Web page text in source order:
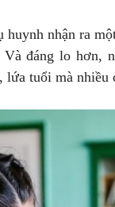
huynh nhận ra
đáng lo hơn,
tuổi mà